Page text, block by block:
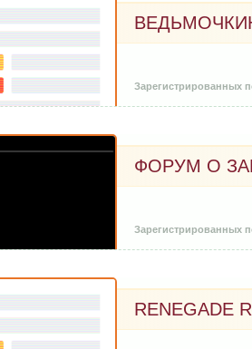
ФОРУМ О
RENEGADE